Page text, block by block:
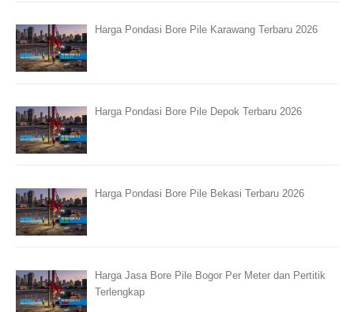
Harga Pondasi Bore Pile Karawang Terbaru 2026
Harga Pondasi Bore Pile Depok Terbaru 2026
Harga Pondasi Bore Pile Bekasi Terbaru 2026
Harga Jasa Bore Pile Bogor Per Meter dan Pertitik
Terlengkap